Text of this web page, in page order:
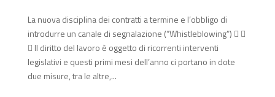
La nuova disciplina dei contratti a termine e l’obbligo di
introdurre un canale di segnalazione (“Whistleblowing”)  
 Il diritto del lavoro è oggetto di ricorrenti interventi
legislativi e questi primi mesi dell’anno ci portano in dote
due misure, tra le altre,...